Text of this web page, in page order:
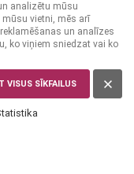
analizētu mūsu
vietni, mēs arī
un analīzes
ko viņiem sniedzat vai ko
VISUS SĪKFAILUS